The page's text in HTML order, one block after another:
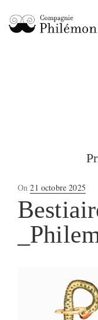
OnPosted
on
21 octobre 2025